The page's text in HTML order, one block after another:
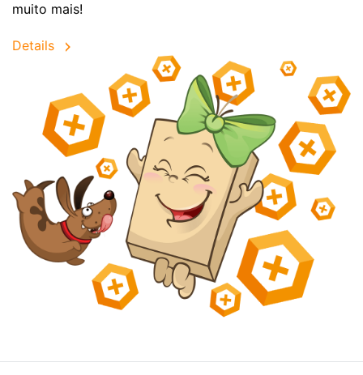
muito mais!
Details